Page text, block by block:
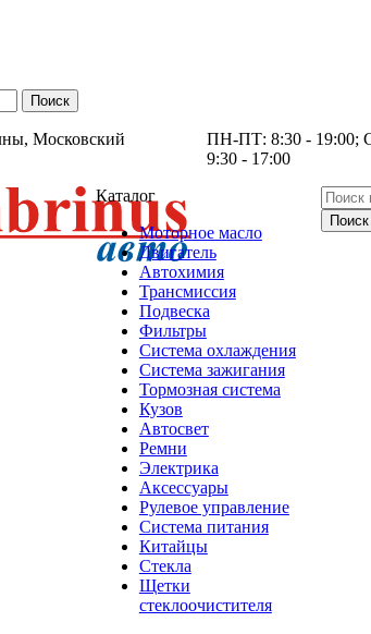
Московский
ПН-ПТ: 8:30 - 19:00;
9:30 - 17:00
Каталог
Моторное масло
Двигатель
Автохимия
Трансмиссия
Подвеска
Фильтры
Система охлаждения
Система зажигания
Тормозная система
Кузов
Автосвет
Ремни
Электрика
Аксессуары
Рулевое управление
Система питания
Китайцы
Стекла
Щетки
стеклоочистителя